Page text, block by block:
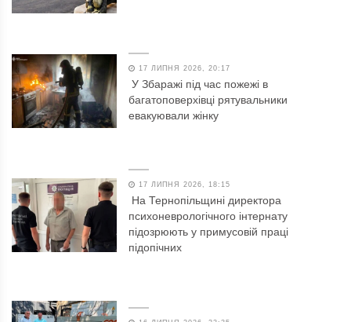
17 ЛИПНЯ 2026, 20:17
У Збаражі під час пожежі в
багатоповерхівці рятувальники
евакуювали жінку
17 ЛИПНЯ 2026, 18:15
На Тернопільщині директора
психоневрологічного інтернату
підозрюють у примусовій праці
підопічних